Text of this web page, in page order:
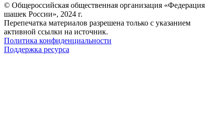
© Общероссийская общественная организация «Федерация
шашек России», 2024 г.
Перепечатка материалов разрешена только с указанием
активной ссылки на источник.
Политика конфиденциальности
Поддержка ресурса